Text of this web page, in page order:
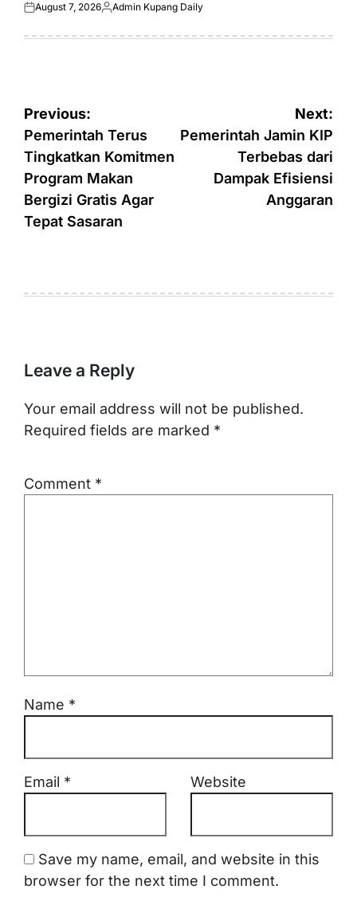
Posted
August 7, 2026Posted
Admin Kupang Daily
Post
navigation
Previous:
Pemerintah Terus
Tingkatkan Komitmen
Program Makan
Bergizi Gratis Agar
Tepat Sasaran
Next:
Pemerintah Jamin KIP
Terbebas dari
Dampak Efisiensi
Anggaran
Leave a Reply
Your email address will not be published.
Required fields are marked *
Comment *
Name *
Email * Website
Save my name, email, and website in this
browser for the next time I comment.